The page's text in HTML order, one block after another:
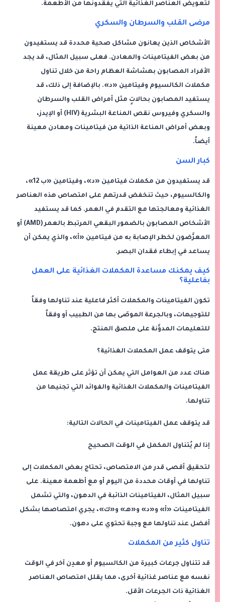
لتعويض العناصر الغذائية التي يفقدونها من الأطعمة.
مرضى القلب والسرطان والسكري
الأشخاص الذين يعانون مشاكل صحية محددة قد يستفيدون
من بعض الفيتامينات والمعادن. فعلى سبيل المثال، قد يجد
الأفراد المصابون بهشاشة العظام راحة من خلال تناول
مكملات الكالسيوم وفيتامين «د». بالإضافة إلى ذلك، قد
يستفيد المصابون بحالاتٍ مثل أمراض القلب والسرطان
والسكري وفيروس نقص المناعة البشرية (HIV) أو الإيدز،
وبعض أمراض المناعة الذاتية من فيتامينات ومعادن معينة
أيضاً.
كبار السن
قد يستفيدون من مكملات فيتامين «د»، وفيتامين «ب 12»،
والكالسيوم، حيث تنخفض قدرتهم على امتصاص هذه العناصر
الغذائية ومعالجتها مع التقدم في العمر. كما قد يستفيد
الأشخاص المصابون بالضمور البقعي المرتبط بالعمر (AMD) أو
المعرَّضون لخطر الإصابة به من فيتامين «أ»، والذي يمكن أن
يساعد في إبطاء فقدان البصر.
كيف يمكنك مساعدة المكملات الغذائية على العمل
بفاعلية؟
تكون الفيتامينات والمكملات أكثر فاعلية عند تناولها وفقاً
للتوجيهات، وبالجرعة الموصَى بها من الطبيب أو وفقاً
للتعليمات المدوَّنة على ملصق المنتج.
متى يتوقف عمل المكملات الغذائية؟
هناك عدد من العوامل التي يمكن أن تؤثر على طريقة عمل
الفيتامينات والمكملات الغذائية والفوائد التي تجنيها من
تناولها.
قد يتوقف عمل الفيتامينات في الحالات التالية:
إذا لم يُتناول المكمل في الوقت الصحيح
لتحقيق أقصى قدر من الامتصاص، تحتاج بعض المكملات إلى
تناولها في أوقات محددة من اليوم أو مع أطعمة معينة. على
سبيل المثال، الفيتامينات الذائبة في الدهون، والتي تشمل
الفيتامينات «أ» و«د» و«هـ» و«ك»، يجري امتصاصها بشكل
أفضل عند تناولها مع وجبة تحتوي على دهون.
تناول كثير من المكملات
قد تتناول جرعات كبيرة من الكالسيوم أو معدِن آخر في الوقت
نفسه مع عناصر غذائية أخرى، مما يقلل امتصاص العناصر
الغذائية ذات الجرعات الأقل.